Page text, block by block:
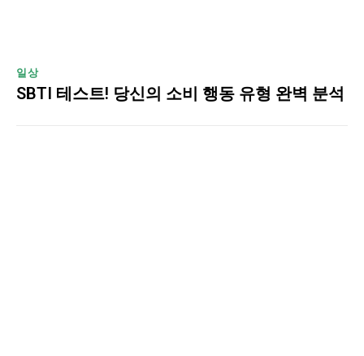
일상
SBTI 테스트! 당신의 소비 행동 유형 완벽 분석